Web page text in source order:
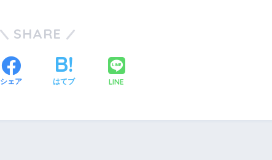
SHARE
シェア はてブ LINE